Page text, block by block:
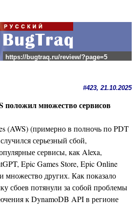
https://bugtraq.ru/review/?page=5
#423, 21.10.2025
положил множество сервисов
(AWS) (примерно в полночь по PDT
серьезный сбой,
сервисы, как Alexa,
Epic Games Store, Epic Online
множество других. Как показало
сбоев потянули за собой проблемы
к DynamoDB API в регионе